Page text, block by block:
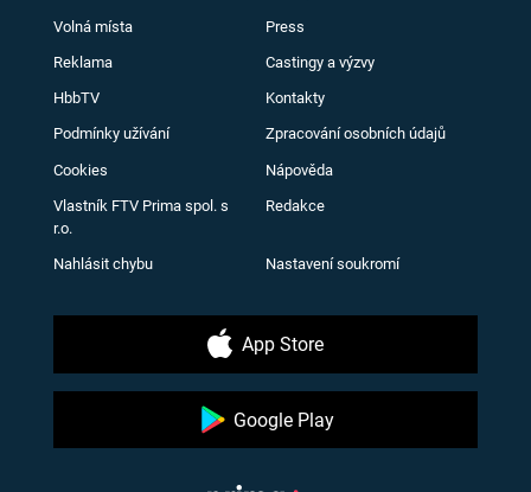
Volná místa Press
Reklama Castingy a výzvy
HbbTV Kontakty
Podmínky užívání Zpracování osobních údajů
Cookies Nápověda
Vlastník FTV Prima spol. s
r.o.
Redakce
Nahlásit chybu Nastavení soukromí
App Store
Google Play